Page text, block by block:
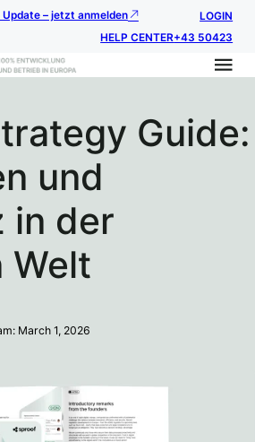
– jetzt anmelden
LOGIN
HELP CENTER+43 50423
Guide:
und
in der
Welt
March 1, 2026